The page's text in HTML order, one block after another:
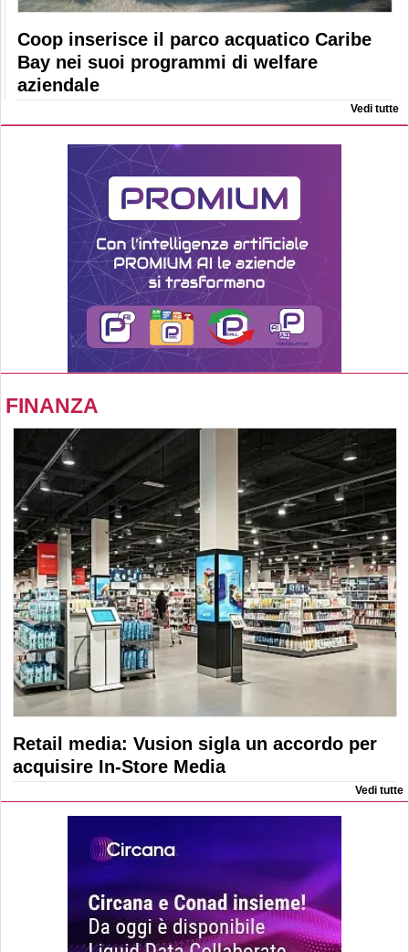
Coop inserisce il parco acquatico Caribe
Bay nei suoi programmi di welfare
aziendale
Vedi tutte
FINANZA
Retail media: Vusion sigla un accordo per
acquisire In-Store Media
Vedi tutte